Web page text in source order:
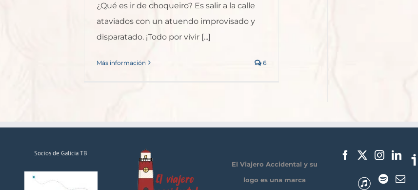
¿Qué es ir de choqueiro? Es salir a la calle
ataviados con un atuendo improvisado y
disparatado. ¡Todo por vivir [...]
Más información 6
Socios de Galicia TB
El Viajero Accidental y su
logo es una marca